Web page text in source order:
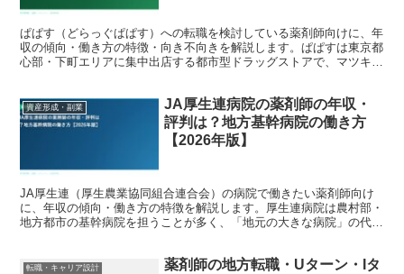
ぱぱす（どらっぐぱぱす）への転職を検討している薬剤師向けに、年
収の傾向・働き方の特徴・向き不向きを解説します。ぱぱすは東京都
心部・下町エリアに集中出店する都市型ドラッグストアで、マツキヨ
資産形成・副業
JA厚生連病院の薬剤師の年収・
評判は？地方基幹病院の働き方
【2026年版】
JA厚生連（厚生農業協同組合連合会）の病院で働きたい薬剤師向け
に、年収の傾向・働き方の特徴を解説します。厚生連病院は農村部・
地方都市の基幹病院を担うことが多く、「地元の大きな病院」の代表
転職・キャリア設計
薬剤師の地方転職・Uターン・Iタ